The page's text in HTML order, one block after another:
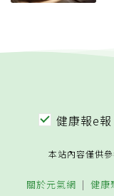
健康報e報
本站內容僅供
關於元氣網 健康